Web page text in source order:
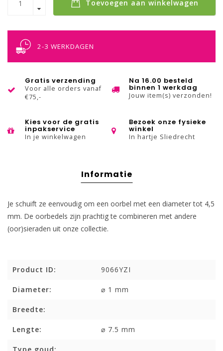
Toevoegen aan winkelwagen
2-3 WERKDAGEN
Gratis verzending
Voor alle orders vanaf
€75,-
Na 16.00 besteld
binnen 1 werkdag
Jouw item(s) verzonden!
Kies voor de gratis
inpakservice
In je winkelwagen
Bezoek onze fysieke
winkel
In hartje Sliedrecht
Informatie
Je schuift ze eenvoudig om een ​​oorbel met een diameter tot 4,5
mm. De oorbedels zijn prachtig te combineren met andere
(oor)sieraden uit onze collectie.
Product ID: 9066YZI
Diameter: ⌀ 1 mm
Breedte:
Lengte: ⌀ 7.5 mm